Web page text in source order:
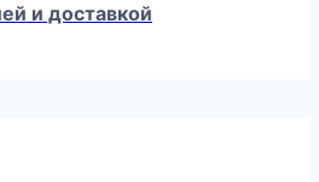
и доставкой